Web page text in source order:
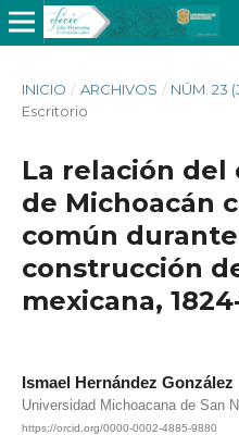
INICIO / ARCHIVOS / NÚM. 23
Escritorio
La relación
de Michoacán
común
construcción
mexicana,
Ismael Hernández González
Universidad Michoacana de San
https://orcid.org/0000-0002-4885-9880